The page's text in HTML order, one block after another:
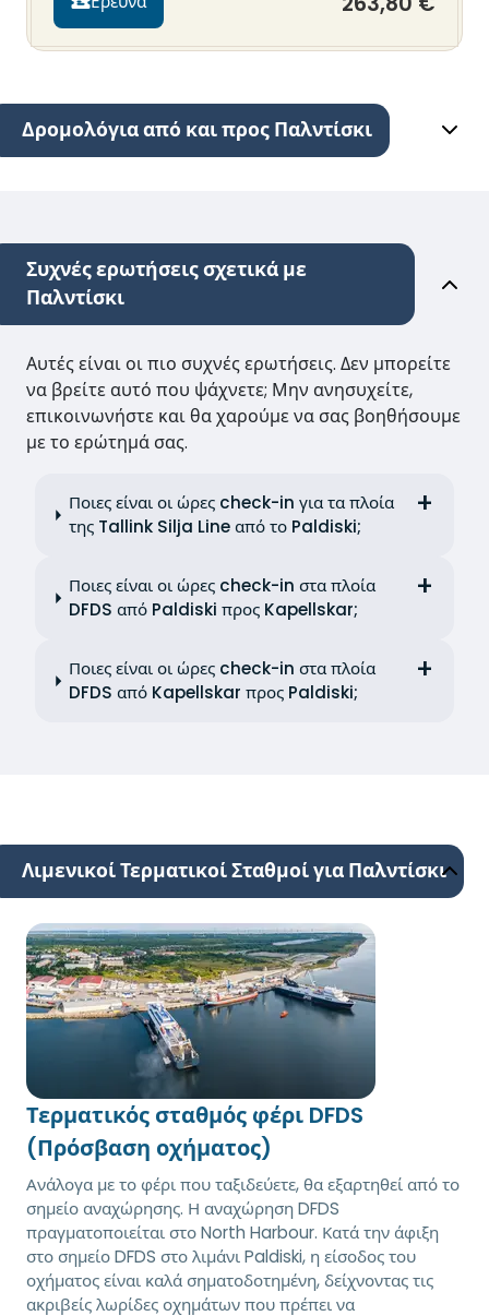
Δρομολόγια από και προς Παλντίσκι
Συχνές ερωτήσεις σχετικά με
Παλντίσκι
Αυτές είναι οι πιο συχνές ερωτήσεις. Δεν μπορείτε
να βρείτε αυτό που ψάχνετε; Μην ανησυχείτε,
επικοινωνήστε και θα χαρούμε να σας βοηθήσουμε
με το ερώτημά σας.
Ποιες είναι οι ώρες check-in για τα πλοία
της Tallink Silja Line από το Paldiski;
Ποιες είναι οι ώρες check-in στα πλοία
DFDS από Paldiski προς Kapellskar;
Ποιες είναι οι ώρες check-in στα πλοία
DFDS από Kapellskar προς Paldiski;
Λιμενικοί Τερματικοί Σταθμοί για Παλντίσκι
Τερματικός σταθμός φέρι DFDS
(Πρόσβαση οχήματος)
Ανάλογα με το φέρι που ταξιδεύετε, θα εξαρτηθεί από το
σημείο αναχώρησης. Η αναχώρηση DFDS
πραγματοποιείται στο North Harbour. Κατά την άφιξη
στο σημείο DFDS στο λιμάνι Paldiski, η είσοδος του
οχήματος είναι καλά σηματοδοτημένη, δείχνοντας τις
ακριβείς λωρίδες οχημάτων που πρέπει να